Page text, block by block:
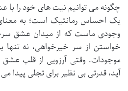
چگونه می توانیم نیت های خود را با
یک احساس رمانتیک است؛ به معنای
وجودی ماست که از میدان عشق
خواستن از سر خیرخواهی، نه تنها
موجودات. وقتی آرزویی از قلب عشق
آید، قدرتی بی نظیر برای تجلی پیدا